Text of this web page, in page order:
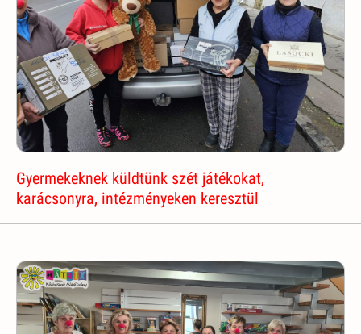
Gyermekeknek küldtünk szét játékokat,
karácsonyra, intézményeken keresztül